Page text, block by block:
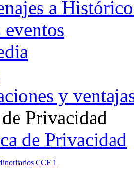
a
eventos
y
Privacidad
de Privacidad